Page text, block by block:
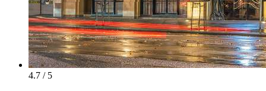
4.7 / 5